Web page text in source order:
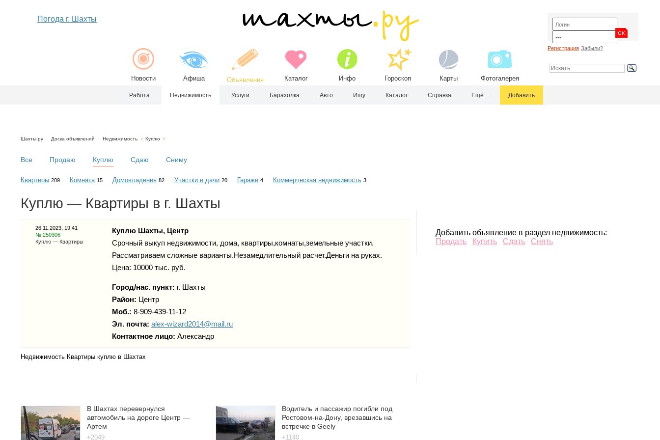
Погода г. Шахты
Новости Афиша Объявления Каталог Инфо Гороскоп Карты Фотогалерея
Регистрация Забыли?
Работа Недвижимость Услуги Барахолка Авто Ищу Каталог Справка Ещё... Добавить
Шахты.ру Доска объявлений Недвижимость Куплю
Все Продаю Куплю Сдаю Сниму
Квартиры 209 Комната 15 Домовладения 82 Участки и дачи 20 Гаражи 4 Коммерческая недвижимость 3
Куплю — Квартиры в г. Шахты
26.11.2023, 19:41
№ 250306
Куплю — Квартиры
Куплю Шахты, Центр
Срочный выкуп недвижимости, дома, квартиры,комнаты,земельные участки.
Рассматриваем сложные варианты.Незамедлительный расчет.Деньги на руках.
Цена: 10000 тыс. руб.
Город/нас. пункт: г. Шахты
Район: Центр
Моб.: 8-909-439-11-12
Эл. почта: alex-wizard2014@mail.ru
Контактное лицо: Александр
Недвижимость Квартиры куплю в Шахтах
Добавить объявление в раздел недвижимость:
Продать
Купить Сдать Снять
В Шахтах перевернулся
автомобиль на дороге Центр —
Артем
+2049
Водитель и пассажир погибли под
Ростовом-на-Дону, врезавшись на
встречке в Geely
+1140